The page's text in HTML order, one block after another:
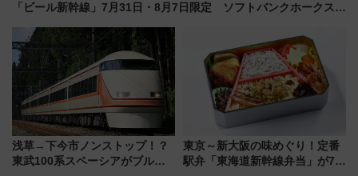
「ビール新幹線」7月31日・8月7日限定 ソフトバンクホークスと
浅草→下今市ノンストップ！？
東武100系スペーシアがブルー
東京～新大阪の味めぐり！定番
駅弁「東海道新幹線弁当」が7月